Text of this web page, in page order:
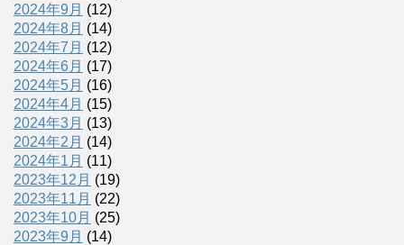
2024年9月 (12)
2024年8月 (14)
2024年7月 (12)
2024年6月 (17)
2024年5月 (16)
2024年4月 (15)
2024年3月 (13)
2024年2月 (14)
2024年1月 (11)
2023年12月 (19)
2023年11月 (22)
2023年10月 (25)
2023年9月 (14)